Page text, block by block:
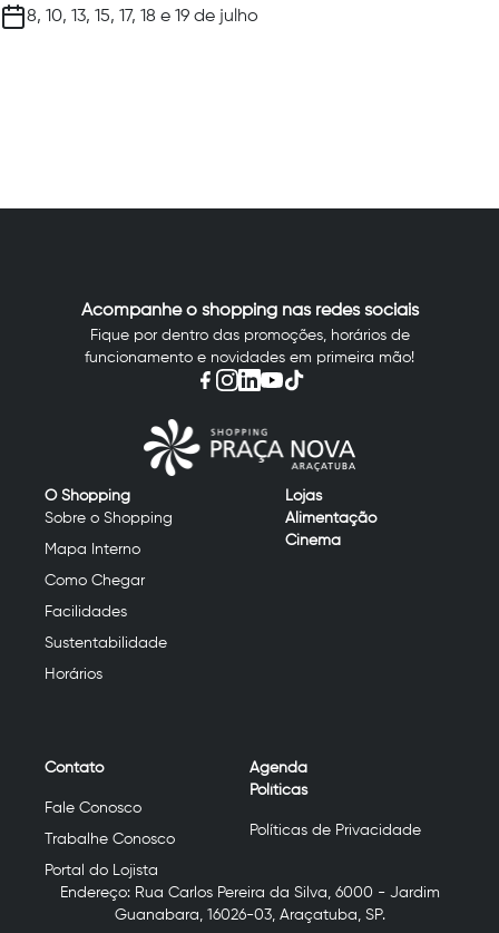
8, 10, 13, 15, 17, 18 e 19 de julho
Acompanhe o shopping nas redes sociais
Fique por dentro das promoções, horários de
funcionamento e novidades em primeira mão!
O Shopping
Sobre o Shopping
Mapa Interno
Como Chegar
Facilidades
Sustentabilidade
Horários
Lojas
Alimentação
Cinema
Contato
Fale Conosco
Trabalhe Conosco
Portal do Lojista
Agenda
Políticas
Políticas de Privacidade
Endereço: Rua Carlos Pereira da Silva, 6000 - Jardim
Guanabara, 16026-03, Araçatuba, SP.